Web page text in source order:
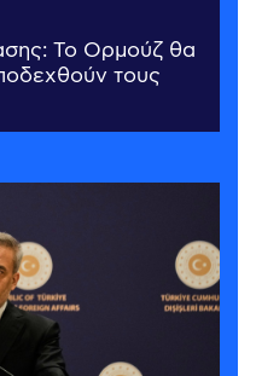
Το Ορμούζ θα
τους